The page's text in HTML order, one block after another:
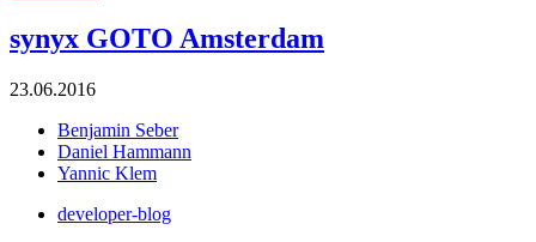
synyx GOTO Amsterdam
23.06.2016
Benjamin Seber
Daniel Hammann
Yannic Klem
developer-blog